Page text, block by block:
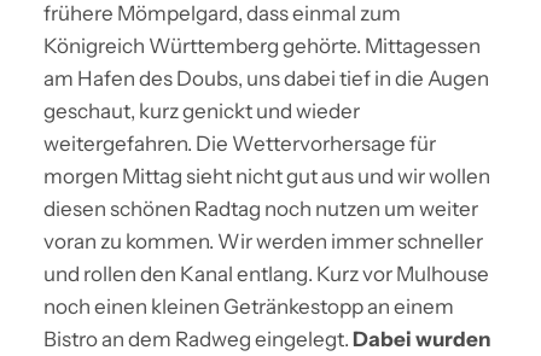
frühere Mömpelgard, dass einmal zum
Königreich Württemberg gehörte. Mittagessen
am Hafen des Doubs, uns dabei tief in die Augen
geschaut, kurz genickt und wieder
weitergefahren. Die Wettervorhersage für
morgen Mittag sieht nicht gut aus und wir wollen
diesen schönen Radtag noch nutzen um weiter
voran zu kommen. Wir werden immer schneller
und rollen den Kanal entlang. Kurz vor Mulhouse
noch einen kleinen Getränkestopp an einem
Bistro an dem Radweg eingelegt. Dabei wurden